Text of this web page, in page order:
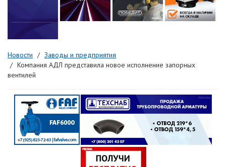
Новости
Заводы и предприятия
Компания АДЛ представила новое исполнение запорных
вентилей